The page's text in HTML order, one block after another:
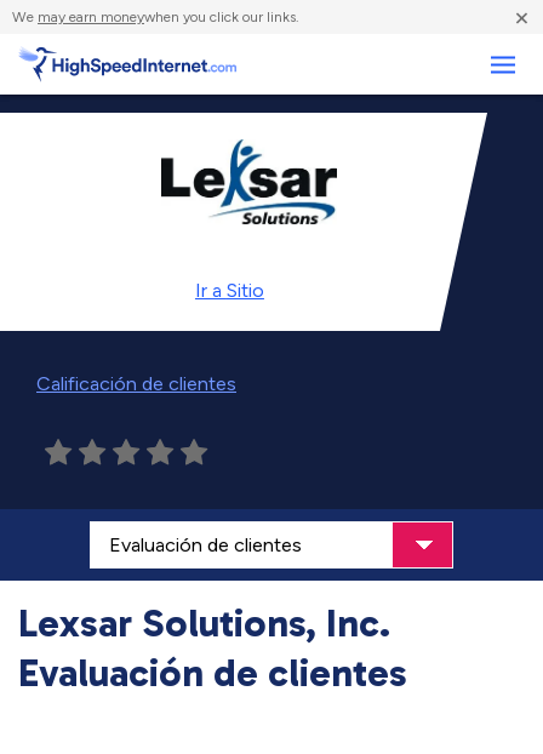
We may earn moneywhen you click our links. ×
Ir a Sitio
Calificación de clientes
Lexsar Solutions, Inc.
Evaluación de clientes